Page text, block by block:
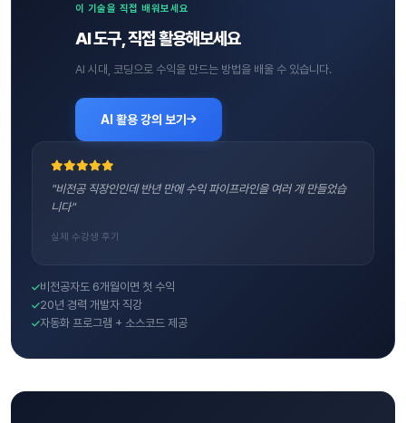
이 기술을 직접 배워보세요
AI 도구, 직접 활용해보세요
AI 시대, 코딩으로 수익을 만드는 방법을 배울 수 있습니다.
AI 활용 강의 보기
"비전공 직장인인데 반년 만에 수익 파이프라인을 여러 개 만들었습
니다"
실제 수강생 후기
비전공자도 6개월이면 첫 수익
20년 경력 개발자 직강
자동화 프로그램 + 소스코드 제공